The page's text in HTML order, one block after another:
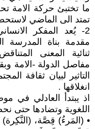
ما تختبئ حركة الامة
تمتد الى الماضي
2- يُعد المفكر
مقدمة بناة المدرسة
ثنائية المعنى
مفاصل الدولة -الامة
التاثير لبيان ثقافة
انغلاقها .
اذ يبتدأ العادلي في
اللغوية وتضادها حتى
• (المَرءُ) قِصَّة،